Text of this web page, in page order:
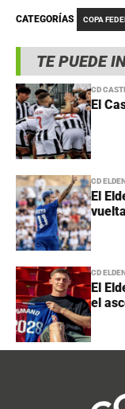
TE PUEDE
CD
El
CD
El
CD
El
el
CATEGORÍAS COPA